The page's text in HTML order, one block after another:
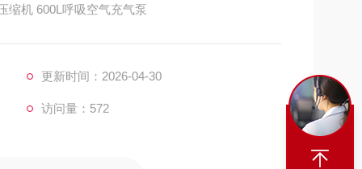
缩机 600L呼吸空气充气泵
更新时间：2026-04-30
访问量：572